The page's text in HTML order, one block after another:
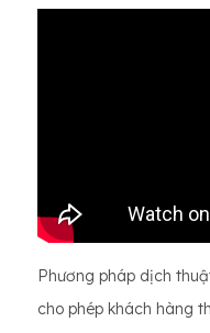
Phương pháp dịch
cho phép khách hàng